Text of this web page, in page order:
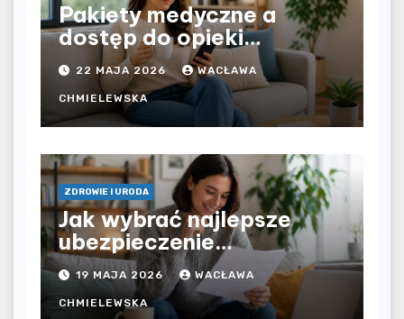
Pakiety medyczne a
dostęp do opieki
zdrowotnej bez
ograniczeń czasowych –
czy prywatna opieka daje
większą swobodę?
22 MAJA 2026 WACŁAWA
CHMIELEWSKA
ZDROWIE I URODA
Jak wybrać najlepsze
ubezpieczenie
komunikacyjne i uniknąć
kosztownych błędów?
19 MAJA 2026 WACŁAWA
CHMIELEWSKA